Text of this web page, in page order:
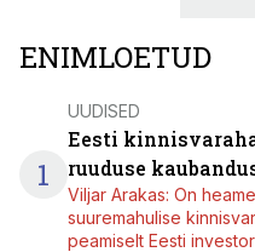
ENIMLOETUD
1
UUDISED
Eesti
ruuduse
Viljar Arakas: On
suuremahulise
peamiselt Eesti